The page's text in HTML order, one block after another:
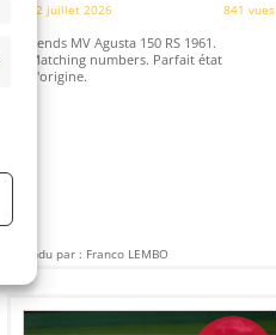
22 juillet 2026
841 vues
Vends MV Agusta 150 RS 1961.
Matching numbers. Parfait état
d'origine.
Vendu par : Franco LEMBO